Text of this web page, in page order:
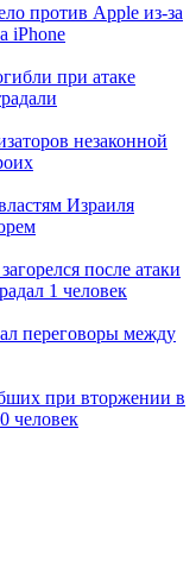
против Apple из-за
iPhone
при атаке
незаконной
Израиля
после атаки
1 человек
переговоры между
при вторжении в
человек